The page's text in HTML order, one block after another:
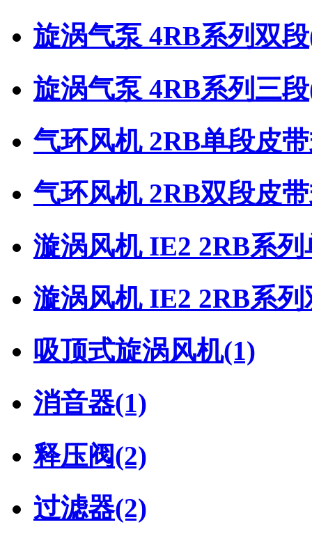
旋涡气泵 4RB系列双段
旋涡气泵 4RB系列三段
气环风机 2RB单段皮
气环风机 2RB双段皮
漩涡风机 IE2 2RB系列
漩涡风机 IE2 2RB系列
吸顶式旋涡风机(1)
消音器(1)
释压阀(2)
过滤器(2)